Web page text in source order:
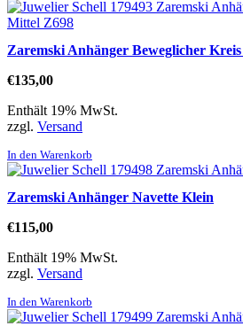
Zaremski Anhänger Beweglicher
€135,00
Enthält 19% MwSt.
zzgl. Versand
In den Warenkorb
Zaremski Anhänger Navette Klein
€115,00
Enthält 19% MwSt.
zzgl. Versand
In den Warenkorb